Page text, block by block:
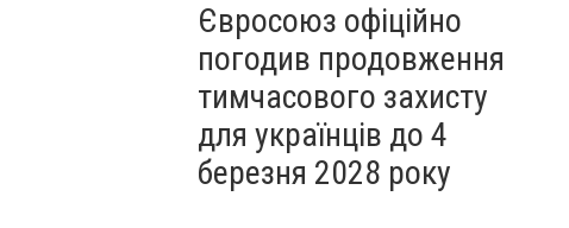
Євросоюз офіційно
погодив продовження
тимчасового захисту
для українців до 4
березня 2028 року